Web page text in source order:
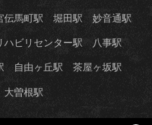
伝馬町駅 堀田駅 妙音通駅
ハビリセンター駅 八事駅
自由ヶ丘駅 茶屋ヶ坂駅
大曽根駅